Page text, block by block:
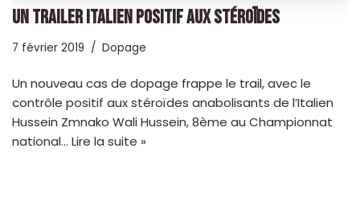
UN TRAILER ITALIEN POSITIF AUX STÉROÏDES
7 février 2019 Dopage
Un nouveau cas de dopage frappe le trail, avec le
contrôle positif aux stéroïdes anabolisants de l’Italien
Hussein Zmnako Wali Hussein, 8ème au Championnat
national… Lire la suite »